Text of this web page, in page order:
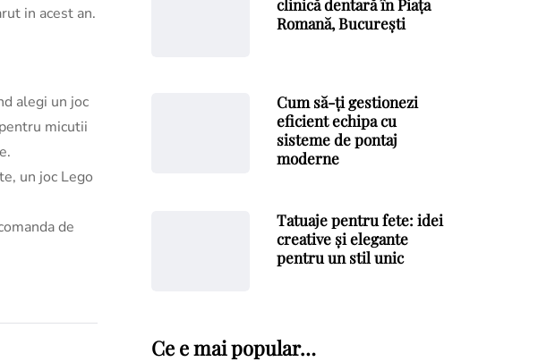
in acest an.
alegi un joc
micutii
un joc Lego
de
clinică dentară în Piața
Romană, București
Cum să-ți gestionezi
eficient echipa cu
sisteme de pontaj
moderne
Tatuaje pentru fete: idei
creative și elegante
pentru un stil unic
Ce e mai popular…